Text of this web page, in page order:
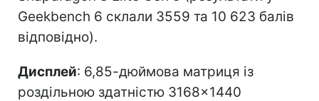
Geekbench 6 склали 3559 та 10 623 балів
відповідно).
Дисплей: 6,85-дюймова матриця із
роздільною здатністю 3168×1440